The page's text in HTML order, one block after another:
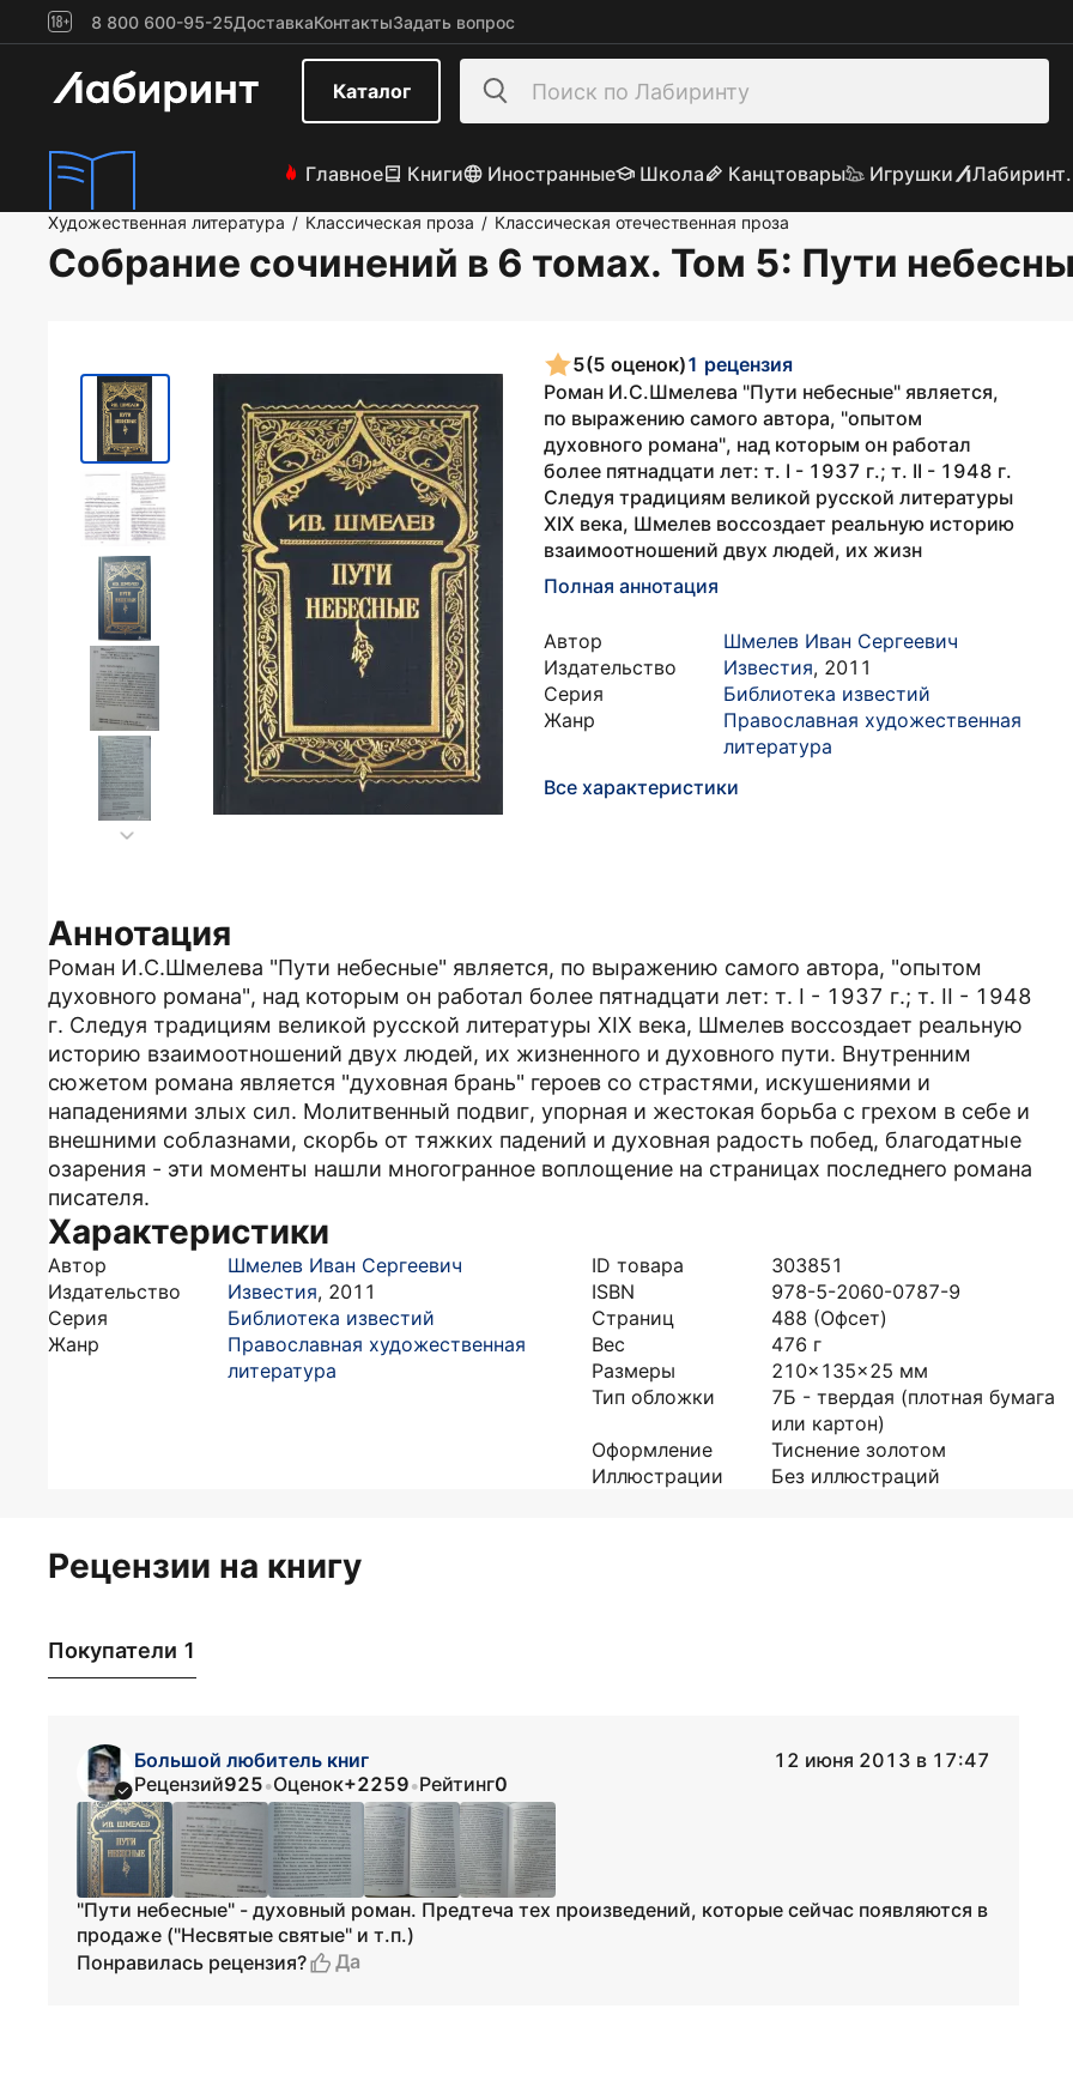
8 800 600-95-25ДоставкаКонтактыЗадать вопрос
Каталог
Главное Книги Иностранные Школа Канцтовары Игрушки
Художественная литература / Классическая проза / Классическая отечественная проза
Собрание сочинений в 6 томах. Том 5: Пути
5(5 оценок)1 рецензия
Роман И.С.Шмелева "Пути небесные" является,
по выражению самого автора, "опытом
духовного романа", над которым он работал
более пятнадцати лет: т. I - 1937 г.; т. II - 1948 г.
Следуя традициям великой русской литературы
XIX века, Шмелев воссоздает реальную историю
взаимоотношений двух людей, их жизн
Полная аннотация
Автор
Шмелев Иван Сергеевич
Издательство
Известия, 2011
Серия
Библиотека известий
Жанр
Православная художественная
литература
Все характеристики
Аннотация
Роман И.С.Шмелева "Пути небесные" является, по выражению самого автора, "опытом
духовного романа", над которым он работал более пятнадцати лет: т. I - 1937 г.; т. II - 1948
г. Следуя традициям великой русской литературы XIX века, Шмелев воссоздает реальную
историю взаимоотношений двух людей, их жизненного и духовного пути. Внутренним
сюжетом романа является "духовная брань" героев со страстями, искушениями и
нападениями злых сил. Молитвенный подвиг, упорная и жестокая борьба с грехом в себе и
внешними соблазнами, скорбь от тяжких падений и духовная радость побед, благодатные
озарения - эти моменты нашли многогранное воплощение на страницах последнего романа
писателя.
Характеристики
Автор
Шмелев Иван Сергеевич
Издательство
Известия, 2011
Серия
Библиотека известий
Жанр
Православная художественная
литература
ID товара
303851
ISBN
978-5-2060-0787-9
Страниц
488 (Офсет)
Вес
476 г
Размеры
210x135x25 мм
Тип обложки
7Б - твердая (плотная бумага
или картон)
Оформление
Тиснение золотом
Иллюстрации
Без иллюстраций
Рецензии на книгу
Покупатели 1
Большой любитель книг
12 июня 2013 в 17:47
Рецензий925•Оценок+2259•Рейтинг0
"Пути небесные" - духовный роман. Предтеча тех произведений, которые сейчас появляются в
продаже ("Несвятые святые" и т.п.)
Понравилась рецензия?
Да